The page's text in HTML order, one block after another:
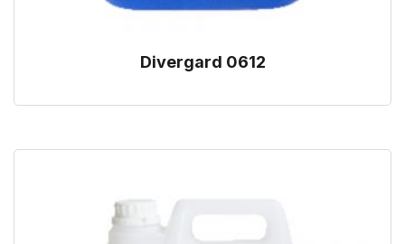
Divergard 0612